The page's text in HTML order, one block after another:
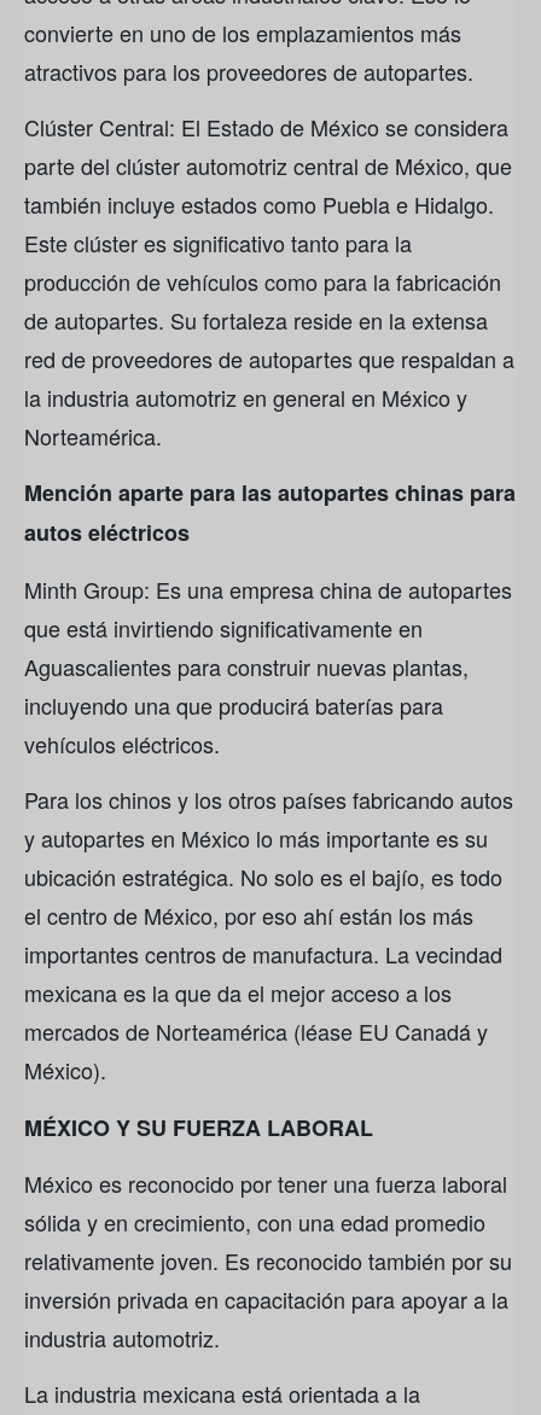
convierte en uno de los emplazamientos más
atractivos para los proveedores de autopartes.
Clúster Central: El Estado de México se considera
parte del clúster automotriz central de México, que
también incluye estados como Puebla e Hidalgo.
Este clúster es significativo tanto para la
producción de vehículos como para la fabricación
de autopartes. Su fortaleza reside en la extensa
red de proveedores de autopartes que respaldan a
la industria automotriz en general en México y
Norteamérica.
Mención aparte para las autopartes chinas para
autos eléctricos
Minth Group: Es una empresa china de autopartes
que está invirtiendo significativamente en
Aguascalientes para construir nuevas plantas,
incluyendo una que producirá baterías para
vehículos eléctricos.
Para los chinos y los otros países fabricando autos
y autopartes en México lo más importante es su
ubicación estratégica. No solo es el bajío, es todo
el centro de México, por eso ahí están los más
importantes centros de manufactura. La vecindad
mexicana es la que da el mejor acceso a los
mercados de Norteamérica (léase EU Canadá y
México).
MÉXICO Y SU FUERZA LABORAL
México es reconocido por tener una fuerza laboral
sólida y en crecimiento, con una edad promedio
relativamente joven. Es reconocido también por su
inversión privada en capacitación para apoyar a la
industria automotriz.
La industria mexicana está orientada a la